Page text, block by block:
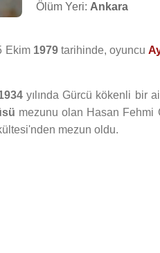
Ölüm Yeri: Ankara
Ekim 1979tarihinde, oyuncu
yılında Gürcü kökenli bir
mezunu olan Hasan Fehmi
mezun oldu.